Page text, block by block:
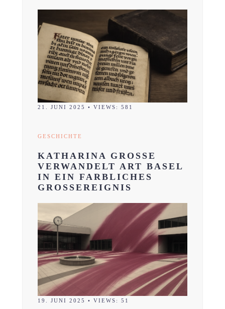
21. JUNI 2025 • VIEWS: 581
GESCHICHTE
KATHARINA GROSSE
VERWANDELT ART BASEL
IN EIN FARBLICHES
GROSSEREIGNIS
19. JUNI 2025 • VIEWS: 51